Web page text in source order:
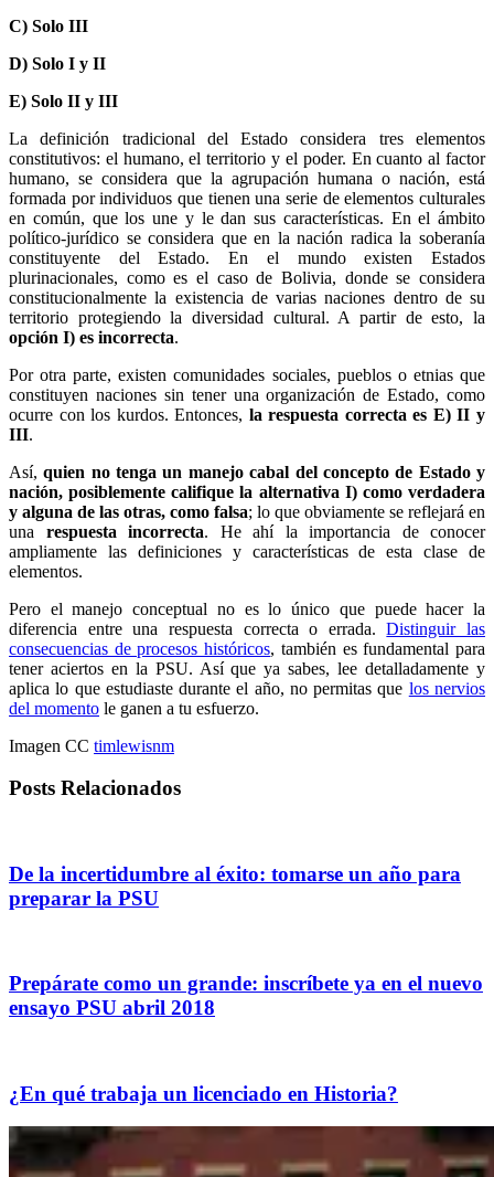
C) Solo III
D) Solo I y II
E) Solo II y III
La definición tradicional del Estado considera tres elementos
constitutivos: el humano, el territorio y el poder. En cuanto al factor
humano, se considera que la agrupación humana o nación, está
formada por individuos que tienen una serie de elementos culturales
en común, que los une y le dan sus características. En el ámbito
político-jurídico se considera que en la nación radica la soberanía
constituyente del Estado. En el mundo existen Estados
plurinacionales, como es el caso de Bolivia, donde se considera
constitucionalmente la existencia de varias naciones dentro de su
territorio protegiendo la diversidad cultural. A partir de esto, la
opción I) es incorrecta.
Por otra parte, existen comunidades sociales, pueblos o etnias que
constituyen naciones sin tener una organización de Estado, como
ocurre con los kurdos. Entonces, la respuesta correcta es E) II y
III.
Así, quien no tenga un manejo cabal del concepto de Estado y
nación, posiblemente califique la alternativa I) como verdadera
y alguna de las otras, como falsa; lo que obviamente se reflejará en
una respuesta incorrecta. He ahí la importancia de conocer
ampliamente las definiciones y características de esta clase de
elementos.
Pero el manejo conceptual no es lo único que puede hacer la
diferencia entre una respuesta correcta o errada.Distinguir las
consecuencias de procesos históricos, también es fundamental para
tener aciertos en la PSU. Así que ya sabes, lee detalladamente y
aplica lo que estudiaste durante el año, no permitas que los nervios
del momento le ganen a tu esfuerzo.
Imagen CC timlewisnm
Posts Relacionados
De la incertidumbre al éxito: tomarse un año para
preparar la PSU
Prepárate como un grande: inscríbete ya en el nuevo
ensayo PSU abril 2018
¿En qué trabaja un licenciado en Historia?